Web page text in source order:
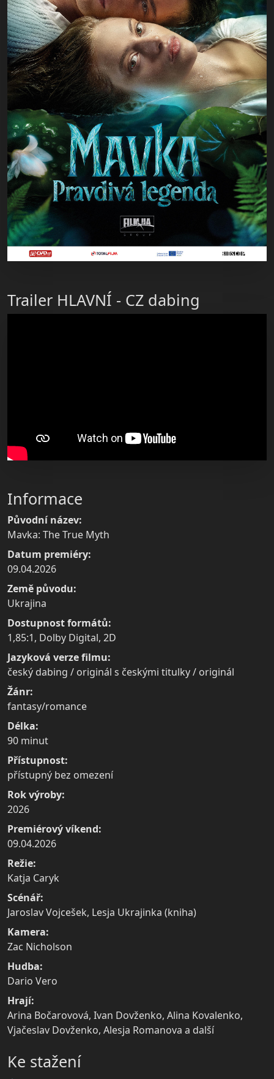
Trailer HLAVNÍ - CZ dabing
Informace
Původní název:
Mavka: The True Myth
Datum premiéry:
09.04.2026
Země původu:
Ukrajina
Dostupnost formátů:
1,85:1, Dolby Digital, 2D
Jazyková verze filmu:
český dabing / originál s českými titulky / originál
Žánr:
fantasy/romance
Délka:
90 minut
Přístupnost:
přístupný bez omezení
Rok výroby:
2026
Premiérový víkend:
09.04.2026
Režie:
Katja Caryk
Scénář:
Jaroslav Vojcešek, Lesja Ukrajinka (kniha)
Kamera:
Zac Nicholson
Hudba:
Dario Vero
Hrají:
Arina Bočarovová, Ivan Dovženko, Alina Kovalenko,
Vjačeslav Dovženko, Alesja Romanova a další
Ke stažení